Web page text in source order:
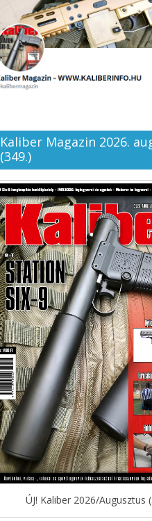
Kaliber Magazin 2026.
(349.)
ÚJ! Kaliber 2026/Augusztus